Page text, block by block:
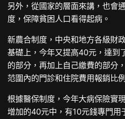
另外，從國家的層面來講，也會
度，保障貧困人口看得起病。
新農合制度，中央和地方各級財
基礎上，今年又提高40元，達到
的部分，再加上自己繳費的部分
范圍內的門診和住院費用報銷比
根據醫保制度，今年大病保險實
增加的40元中，有10元錢專門用